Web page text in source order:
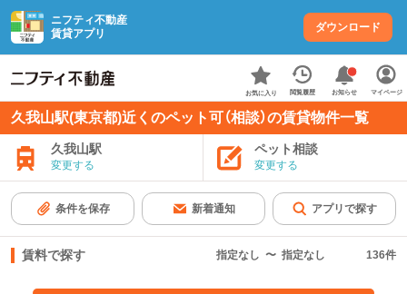
ニフティ不動産
賃貸アプリ
ダウンロード
お気に入り 閲覧履歴 お知らせ マイページ
久我山駅(東京都)近くのペット可（相談）の賃貸物件一覧
久我山駅
変更する
ペット相談
変更する
条件を保存 新着通知 アプリで探す
賃料で探す 指定なし 〜 指定なし 136件